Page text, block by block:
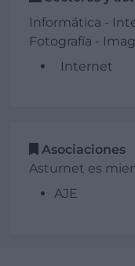
Informática -
Fotografía -
Internet
Asociaciones
Asturnet es
AJE